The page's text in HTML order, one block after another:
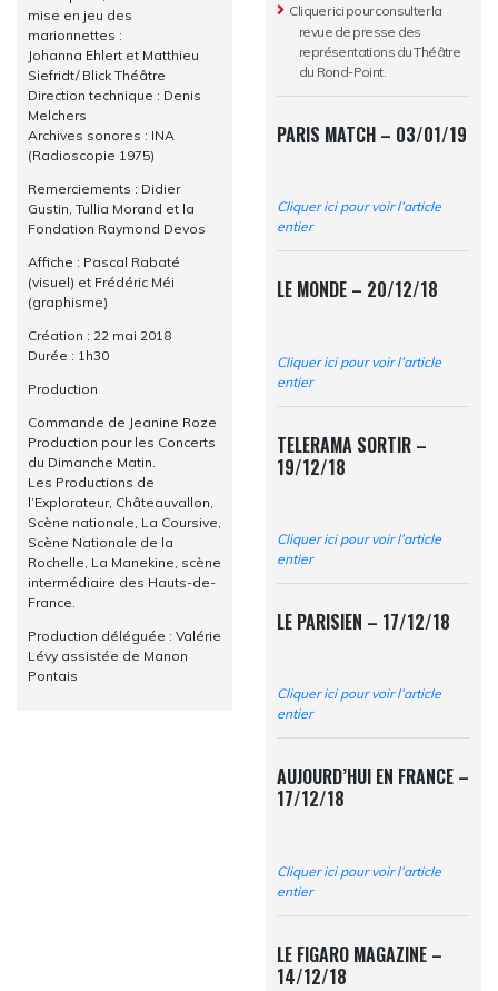
mise en jeu des
marionnettes :
Johanna Ehlert et Matthieu
Siefridt/ Blick Théâtre
Direction technique : Denis
Melchers
Archives sonores : INA
(Radioscopie 1975)
Remerciements : Didier
Gustin, Tullia Morand et la
Fondation Raymond Devos
Affiche : Pascal Rabaté
(visuel) et Frédéric Méi
(graphisme)
Création : 22 mai 2018
Durée : 1h30
Production
Commande de Jeanine Roze
Production pour les Concerts
du Dimanche Matin.
Les Productions de
l’Explorateur, Châteauvallon,
Scène nationale, La Coursive,
Scène Nationale de la
Rochelle, La Manekine, scène
intermédiaire des Hauts-de-
France.
Production déléguée : Valérie
Lévy assistée de Manon
Pontais
Cliquer ici pour consulter la
revue de presse des
représentations du Théâtre
du Rond-Point.
PARIS MATCH – 03/01/19
Cliquer ici pour voir l’article
entier
LE MONDE – 20/12/18
Cliquer ici pour voir l’article
entier
TELERAMA SORTIR –
19/12/18
Cliquer ici pour voir l’article
entier
LE PARISIEN – 17/12/18
Cliquer ici pour voir l’article
entier
AUJOURD’HUI EN FRANCE –
17/12/18
Cliquer ici pour voir l’article
entier
LE FIGARO MAGAZINE –
14/12/18